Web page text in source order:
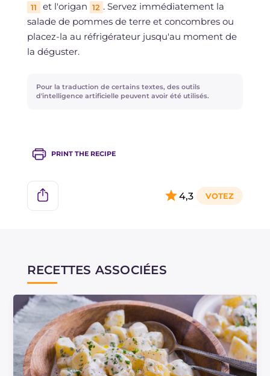
11 et l'origan 12 . Servez immédiatement la
salade de pommes de terre et concombres ou
placez-la au réfrigérateur jusqu'au moment de
la déguster.
Pour la traduction de certains textes, des outils
d'intelligence artificielle peuvent avoir été utilisés.
PRINT THE RECIPE
4,3
RECETTES ASSOCIÉES